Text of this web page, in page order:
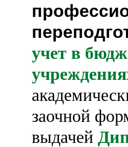
учет в
заочной
выдачей